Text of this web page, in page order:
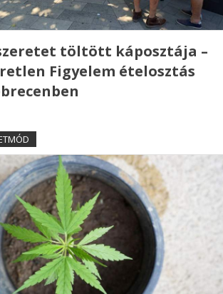
töltött káposztája –
Figyelem ételosztás